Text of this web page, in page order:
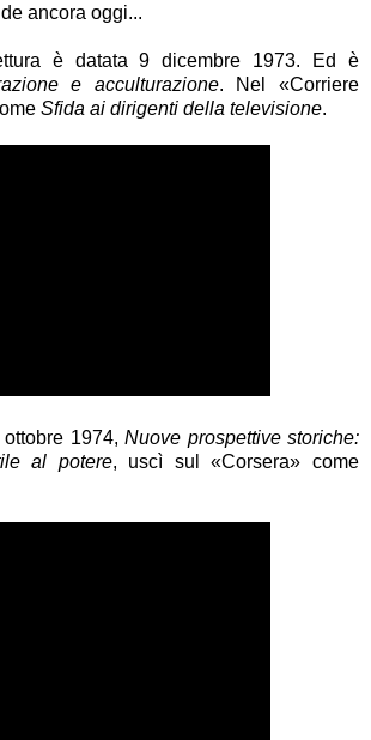
ancora oggi...
è datata 9 dicembre 1973. Ed è
e acculturazione. Nel «Corriere
Sfida ai dirigenti della televisione.
1974, Nuove prospettive storiche:
al potere, uscì sul «Corsera» come